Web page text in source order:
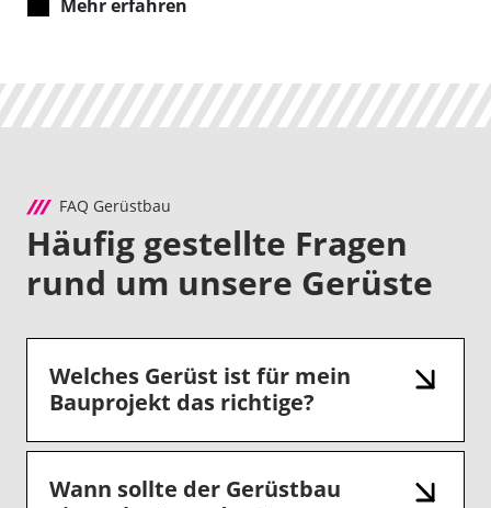
Mehr erfahren
FAQ Gerüstbau
Häufig gestellte Fragen
rund um unsere Gerüste
Welches Gerüst ist für mein
Bauprojekt das richtige?
Wann sollte der Gerüstbau